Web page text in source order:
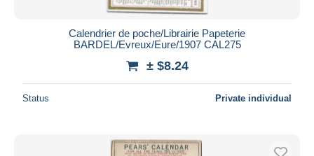
Calendrier de poche/Librairie Papeterie
BARDEL/Evreux/Eure/1907 CAL275
± $8.24
Status Private individual